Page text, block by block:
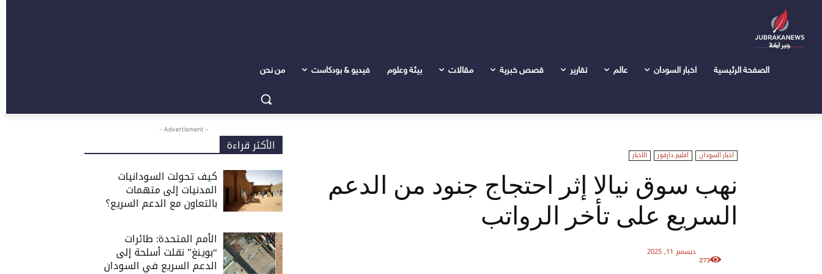
الصفحة الرئيسية اخبار السودان عالم تقارير قصص خبرية مقالات بيئة وعلوم فيديو & بودكاست من نحن
اخبار السودان اقليم دارفور الاخبار
نهب سوق نيالا إثر احتجاج جنود من الدعم
السريع على تأخر الرواتب
ديسمبر 11, 2025
273
- Advertisment -
الأكثر قراءة
كيف تحولت السودانيات
المدنيات إلى متهمات
بالتعاون مع الدعم السريع؟
الأمم المتحدة: طائرات
“بوينغ” نقلت أسلحة إلى
الدعم السريع في السودان